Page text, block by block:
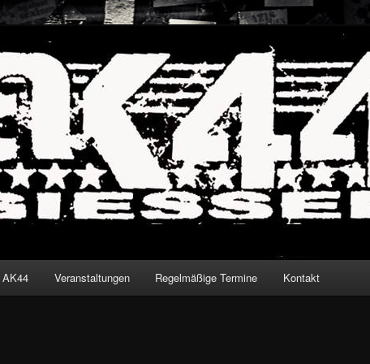
Veranstaltungen Regelmäßige Termine Kontakt